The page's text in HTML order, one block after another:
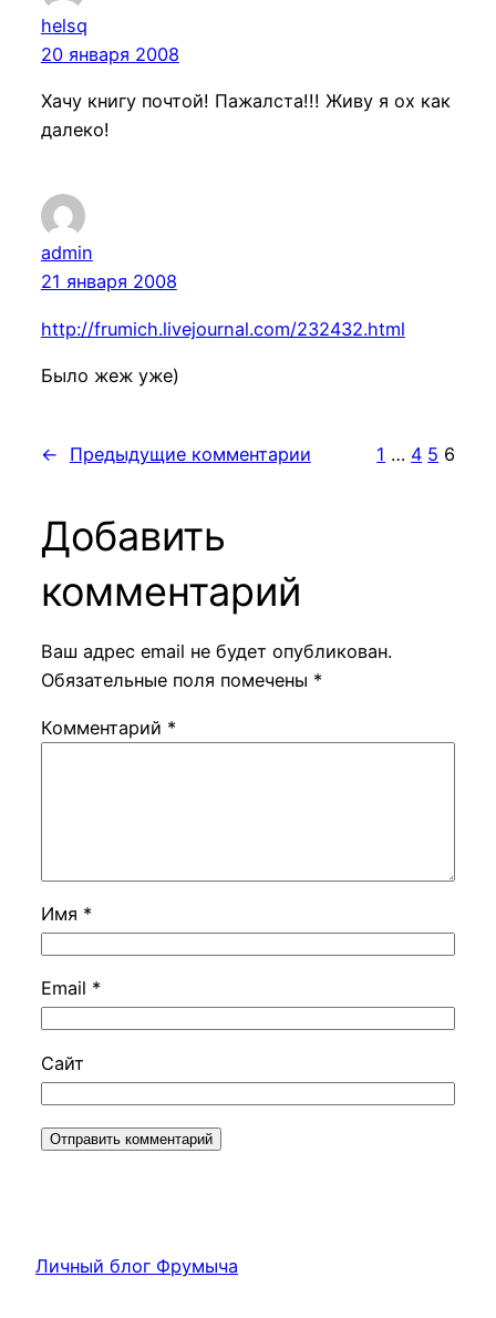
helsq
20 января 2008
Хачу книгу почтой! Пажалста!!! Живу я ох как
далеко!
admin
21 января 2008
http://frumich.livejournal.com/232432.html
Было жеж уже)
← Предыдущие комментарии 1 … 4 5 6
Добавить
комментарий
Ваш адрес email не будет опубликован.
Обязательные поля помечены *
Комментарий *
Имя *
Email *
Сайт
Личный блог Фрумыча